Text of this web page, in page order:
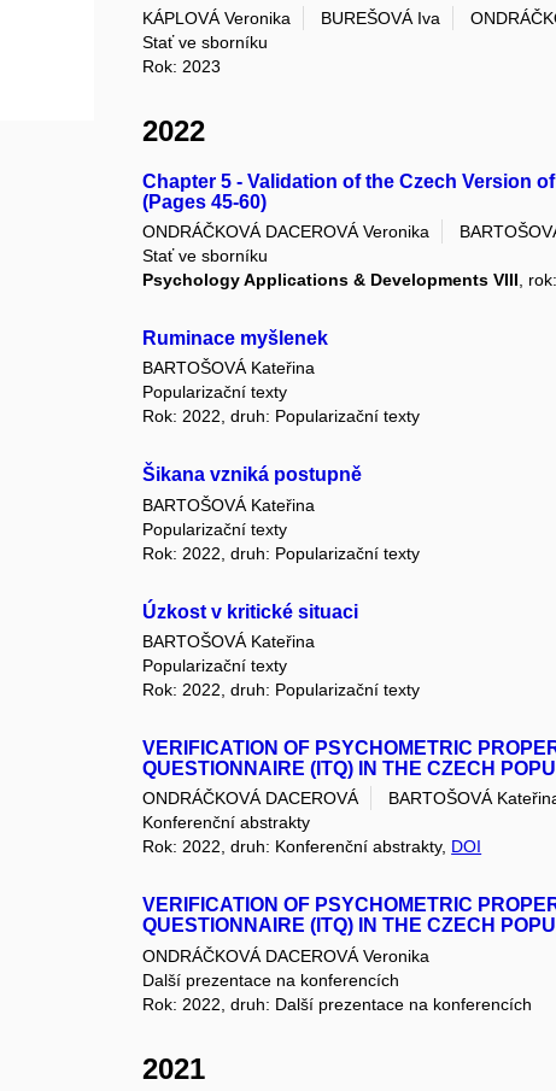
KÁPLOVÁ Veronika BUREŠOVÁ Iva
Stať ve sborníku
Rok: 2023
2022
Chapter 5 - Validation of the Czech Version
(Pages 45-60)
ONDRÁČKOVÁ DACEROVÁ Veronika
Stať ve sborníku
Psychology Applications & Developments VIII ,
Ruminace myšlenek
BARTOŠOVÁ Kateřina
Popularizační texty
Rok: 2022, druh: Popularizační texty
Šikana vzniká postupně
BARTOŠOVÁ Kateřina
Popularizační texty
Rok: 2022, druh: Popularizační texty
Úzkost v kritické situaci
BARTOŠOVÁ Kateřina
Popularizační texty
Rok: 2022, druh: Popularizační texty
VERIFICATION OF PSYCHOMETRIC
QUESTIONNAIRE (ITQ) IN THE CZECH
ONDRÁČKOVÁ DACEROVÁ BARTOŠOVÁ
Konferenční abstrakty
Rok: 2022, druh: Konferenční abstrakty, DOI
VERIFICATION OF PSYCHOMETRIC
QUESTIONNAIRE (ITQ) IN THE CZECH
ONDRÁČKOVÁ DACEROVÁ Veronika
Další prezentace na konferencích
Rok: 2022, druh: Další prezentace na konferencích
2021